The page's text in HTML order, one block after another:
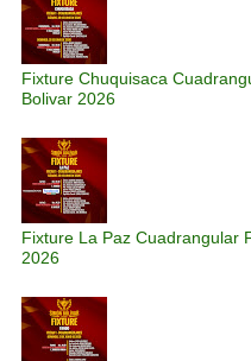
Fixture Chuquisaca
Bolivar 2026
Fixture La Paz Cuadrangular
2026